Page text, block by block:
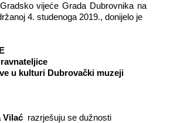
vijeće Grada Dubrovnika na
4. studenoga 2019., donijelo je
u kulturi Dubrovački muzeji
Vilać razrješuju se dužnosti